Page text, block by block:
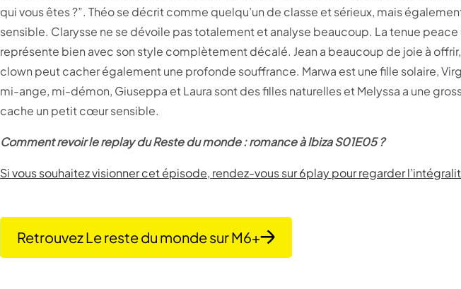
qui vous êtes ?”. Théo se décrit comme quelqu’un de classe et sérieux, mais
sensible. Clarysse ne se dévoile pas totalement et analyse beaucoup. La tenue peace
représente bien avec son style complètement décalé. Jean a beaucoup de joie à
clown peut cacher également une profonde souffrance. Marwa est une fille solaire,
mi-ange, mi-démon, Giuseppa et Laura sont des filles naturelles et Melyssa a une
cache un petit cœur sensible.
Comment revoir le replay du Reste du monde : romance à Ibiza S01E05 ?
Si vous souhaitez visionner cet épisode, rendez-vous sur 6play pour regarder
Retrouvez Le reste du monde sur M6+